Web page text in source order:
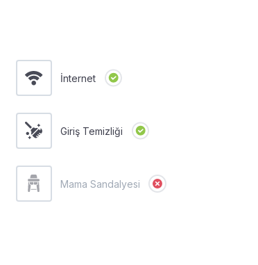
İnternet
Giriş Temizliği
Mama Sandalyesi